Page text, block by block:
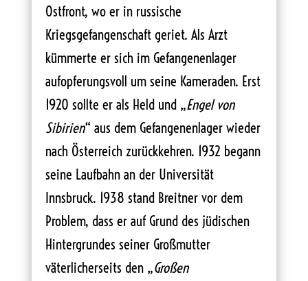
Ostfront, wo er in russische
Kriegsgefangenschaft geriet. Als Arzt
kümmerte er sich im Gefangenenlager
aufopferungsvoll um seine Kameraden. Erst
1920 sollte er als Held und „Engel von
Sibirien“ aus dem Gefangenenlager wieder
nach Österreich zurückkehren. 1932 begann
seine Laufbahn an der Universität
Innsbruck. 1938 stand Breitner vor dem
Problem, dass er auf Grund des jüdischen
Hintergrundes seiner Großmutter
väterlicherseits den „Großen